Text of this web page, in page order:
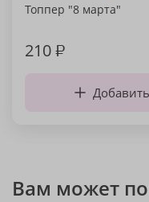
Топпер "8 марта"
210₽
Добавить
Вам может